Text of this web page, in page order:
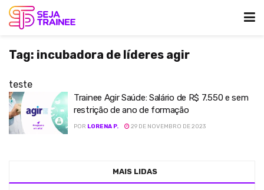
Tag: incubadora de líderes agir
teste
Trainee Agir Saúde: Salário de R$ 7.550 e sem
restrição de ano de formação
POR LORENA P. 29 DE NOVEMBRO DE 2023
MAIS LIDAS